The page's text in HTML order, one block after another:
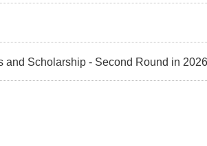
Scholarship - Second Round in